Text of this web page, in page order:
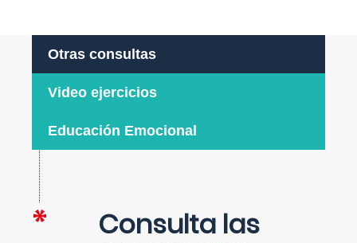
Otras consultas
Video ejercicios
Educación Emocional
Consulta las